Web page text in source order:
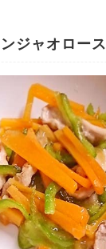
ジャオロース